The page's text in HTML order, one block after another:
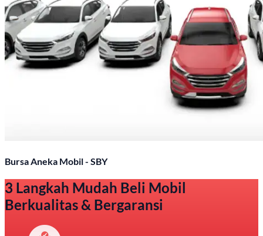
Bursa Aneka Mobil - SBY
3 Langkah Mudah Beli Mobil
Berkualitas & Bergaransi